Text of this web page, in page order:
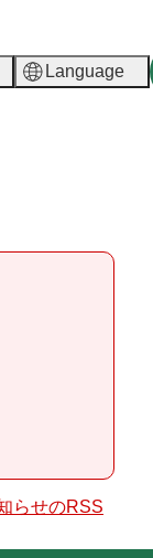
Language
らせのRSS